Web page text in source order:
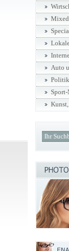
Mixed
Auto
Politik